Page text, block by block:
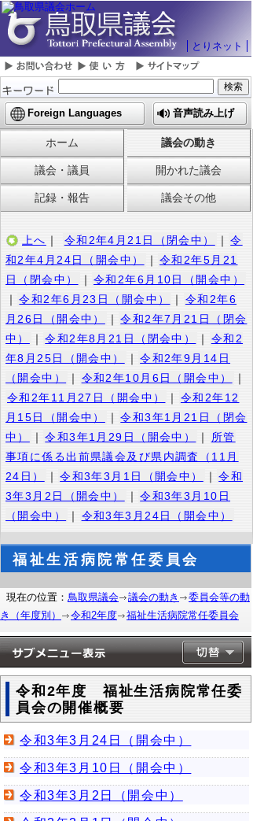
とりネット
Foreign Languages 音声読み上げ
ホーム 議会の動き
議会・議員 開かれた議会
記録・報告 議会その他
上へ ｜ 令和2年4月21日（閉会中） ｜ 令
和2年4月24日（開会中）
｜ 令和2年5月21
日（閉会中）
｜ 令和2年6月10日（開会中）
｜ 令和2年6月23日（開会中） ｜
令和2年6
月26日（開会中）
｜ 令和2年7月21日（閉会
中）
｜ 令和2年8月21日（閉会中） ｜
令和2
年8月25日（開会中）
｜ 令和2年9月14日
（開会中）
｜ 令和2年10月6日（開会中）
｜
令和2年11月27日（開会中）
｜
令和2年12
月15日（開会中）
｜ 令和3年1月21日（閉会
中）
｜ 令和3年1月29日（開会中） ｜
所管
事項に係る出前県議会及び県内調査（11月
24日）
｜ 令和3年3月1日（開会中） ｜ 令和
3年3月2日（開会中）
｜ 令和3年3月10日
（開会中）
｜ 令和3年3月24日（開会中）
福祉生活病院常任委員会
現在の位置： 鳥取県議会 議会の動き
委員会等の動
き（年度別）
令和2年度 福祉生活病院常任委員会
令和2年度 福祉生活病院常任委
員会の開催概要
令和3年3月24日（開会中）
令和3年3月10日（開会中）
令和3年3月2日（開会中）